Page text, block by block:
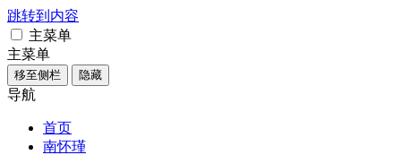
跳转到内容
主菜单
主菜单
移至侧栏 隐藏
导航
首页
南怀瑾